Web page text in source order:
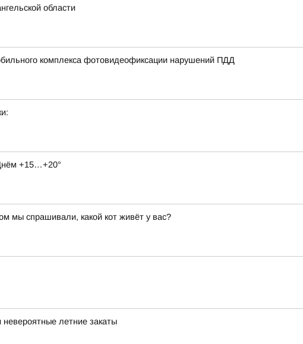
области
комплекса фотовидеофиксации нарушений ПДД
+15…+20°
мы спрашивали, какой кот живёт у вас?
летние закаты